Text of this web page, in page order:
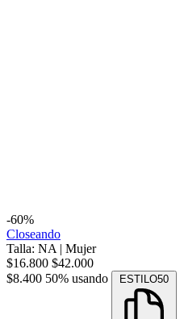
-60%
Closeando
Talla: NA | Mujer
$16.800 $42.000
$8.400 50% usando ESTILO50